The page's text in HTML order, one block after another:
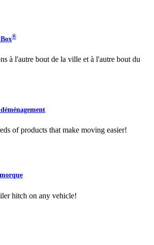
®
à l'autre bout de la ville et à l'autre bout du
of products that make moving easier!
hitch on any vehicle!